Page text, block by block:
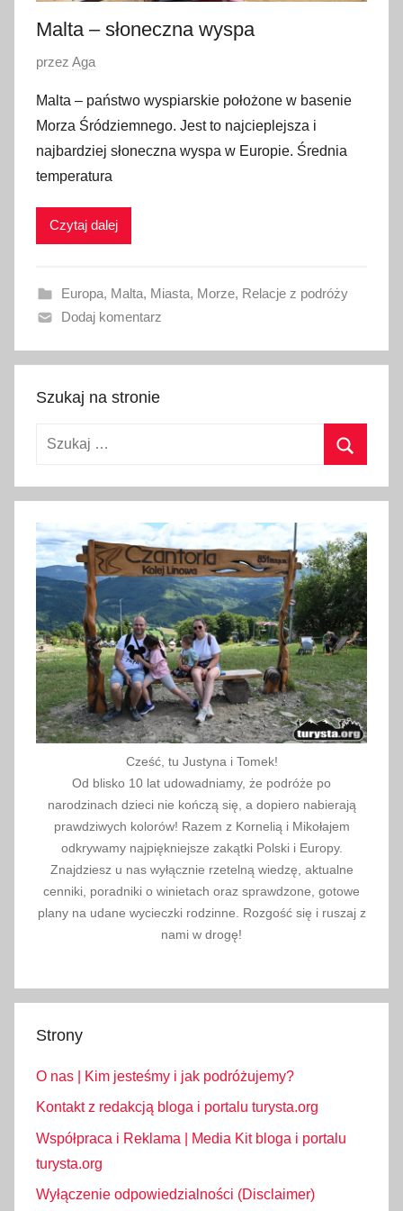
1Malta – słoneczna wyspa
O
u
b
l
i
w
n
o
l
i
2
1
8
przez Aga
Malta – państwo wyspiarskie położone w basenie
Morza Śródziemnego. Jest to najcieplejsza i
najbardziej słoneczna wyspa w Europie. Średnia
temperatura
Czytaj dalej
Europa, Malta, Miasta, Morze, Relacje z podróży
Dodaj komentarz
Szukaj na stronie
Szukaj:
Cześć, tu Justyna i Tomek!
Od blisko 10 lat udowadniamy, że podróże po
narodzinach dzieci nie kończą się, a dopiero nabierają
prawdziwych kolorów! Razem z Kornelią i Mikołajem
odkrywamy najpiękniejsze zakątki Polski i Europy.
Znajdziesz u nas wyłącznie rzetelną wiedzę, aktualne
cenniki, poradniki o winietach oraz sprawdzone, gotowe
plany na udane wycieczki rodzinne. Rozgość się i ruszaj z
nami w drogę!
Strony
O nas | Kim jesteśmy i jak podróżujemy?
Kontakt z redakcją bloga i portalu turysta.org
Współpraca i Reklama | Media Kit bloga i portalu
turysta.org
Wyłączenie odpowiedzialności (Disclaimer)